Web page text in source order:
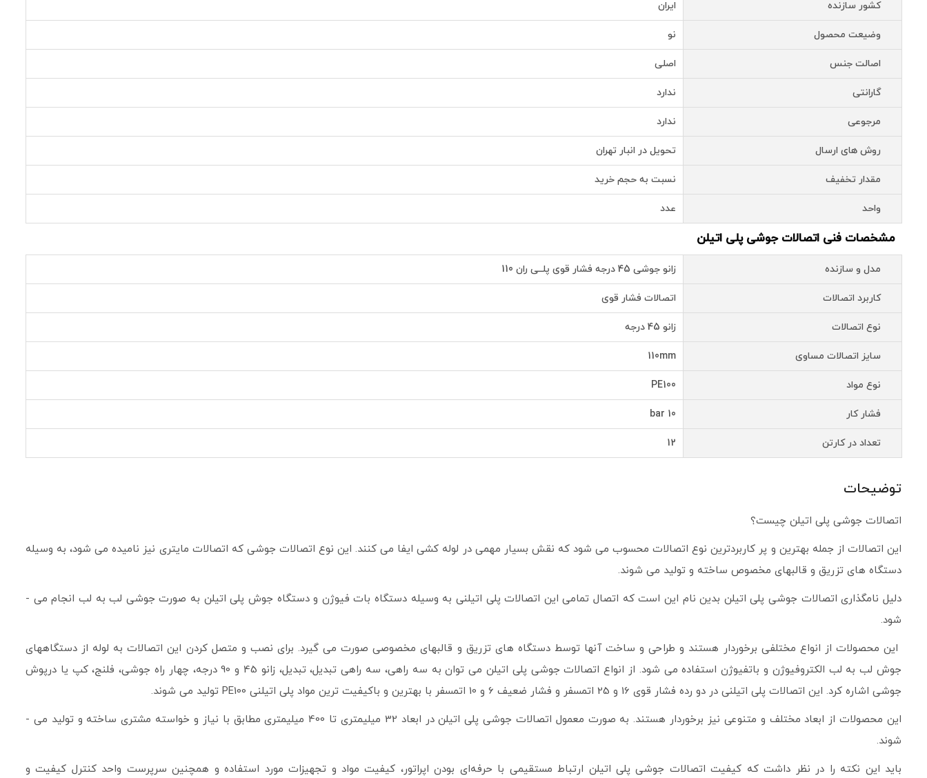
کشور سازنده ایران
وضیعت محصول نو
اصالت جنس اصلی
گارانتی ندارد
مرجوعی ندارد
روش های ارسال تحویل در انبار تهران
مقدار تخفیف نسبت به حجم خرید
واحد عدد
مشخصات فنی اتصالات جوشی پلی اتیلن
مدل و سازنده زانو جوشی 45 درجه فشار قوی پلــی ران 110
کاربرد اتصالات اتصالات فشار قوی
نوع اتصالات زانو 45 درجه
سایز اتصالات مساوی 110mm
نوع مواد PE100
فشار کار 10 bar
تعداد در کارتن 12
توضیحات
اتصالات جوشی پلی­ اتیلن چیست؟
این اتصالات از جمله بهترین و پر کاربردترین نوع اتصالات محسوب می­ شود که نقش بسیار مهمی در لوله­ کشی ایفا می­ کنند. این نوع اتصالات جوشی که اتصالات مایتری نیز نامیده می ­شود، به وسیله
دستگاه ­های تزریق و قالبهای مخصوص ساخته و تولید می­ شوند.
دلیل نامگذاری اتصالات جوشی پلی ­اتیلن بدین نام این است که اتصال تمامی این اتصالات پلی­ اتیلنی به وسیله دستگاه بات فیوژن و دستگاه جوش پلی اتیلن به صورت جوشی لب به لب انجام می ­
شود.
این محصولات از انواع مختلفی برخوردار هستند و طراحی و ساخت آن­ها توسط دستگاه­ های تزریق و قالب­های مخصوصی صورت می­ گیرد. برای نصب و متصل کردن این اتصالات به لوله از دستگاه­های
جوش لب به لب الکتروفیوژن و بات­­فیوژن استفاده می ­شود. از انواع اتصالات جوشی پلی ­اتیلن می ­توان به سه راهی، سه راهی تبدیل، تبدیل، زانو 45 و 90 درجه، چهار راه جوشی، فلنج، کپ یا درپوش
جوشی اشاره کرد. این اتصالات پلی­ اتیلنی در دو رده فشار قوی 16 و 25 اتمسفر و فشار ضعیف 6 و 10 اتمسفر با بهترین و باکیفیت ­ترین مواد پلی­ اتیلنی PE100 تولید می­ شوند.
این محصولات از ابعاد مختلف و متنوعی نیز برخوردار هستند. به صورت معمول اتصالات جوشی پلی­ اتیلن در ابعاد 32 میلی­متری تا 400 میلیمتری مطابق با نیاز و خواسته مشتری ساخته و تولید می ­
شوند.
باید این نکته را در نظر داشت که کیفیت اتصالات جوشی پلی­ اتیلن ارتباط مستقیمی با حرفه‌ای بودن اپراتور، کیفیت مواد و تجهیزات مورد استفاده و همچنین سرپرست واحد کنترل کیفیت و